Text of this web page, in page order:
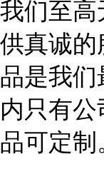
我们至高
供真诚的
品是我
内只有
品可定制